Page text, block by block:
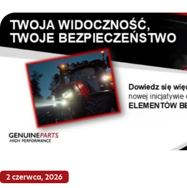
2 czerwca, 2026